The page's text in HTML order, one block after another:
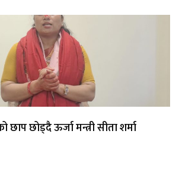
छाप छोड्दै ऊर्जा मन्त्री सीता शर्मा